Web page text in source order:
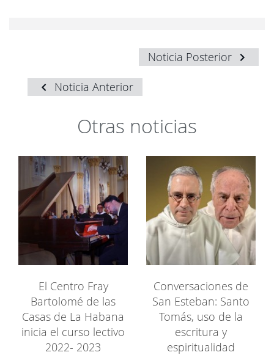
Noticia Posterior
Noticia Anterior
Otras noticias
El Centro Fray
Bartolomé de las
Casas de La Habana
inicia el curso lectivo
2022- 2023
Conversaciones de
San Esteban: Santo
Tomás, uso de la
escritura y
espiritualidad